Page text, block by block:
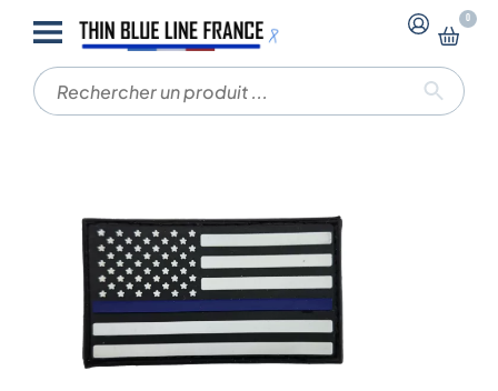
0
Accueil - Patchs PVC - Patch TBL USA